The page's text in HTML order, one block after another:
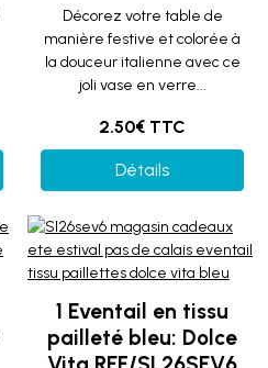
Décorez votre table de
manière festive et colorée à
la douceur italienne avec ce
joli vase en verre...
2.50€ TTC
Détails
1 Eventail en tissu
pailleté bleu: Dolce